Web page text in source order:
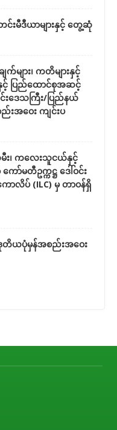
းမီဒီယာများနှင့် တွေ့ဆုံ
ျား၊ ကတိများနှင့်
င့် ပြည်ထောင်စုအဆင့်
င်းဒေသကြီး/ပြည်နယ်
အဝေး ကျင်းပ
၊ ကလေးသူငယ်နှင့်
မတီဥက္ကဋ္ဌ ဒေါ်ဝင်း
ာလိပ် (ILC) မှ တာဝန်ရှိ
ယပုံမှန်အစည်းအဝေး